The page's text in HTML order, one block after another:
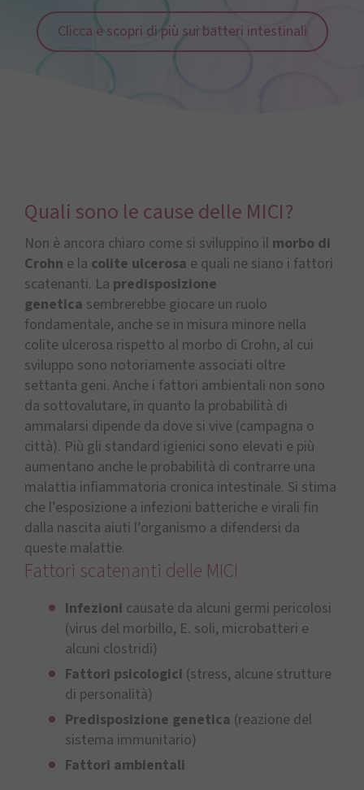
Clicca e scopri di più sui batteri intestinali
Quali sono le cause delle MICI?
Non è ancora chiaro come si sviluppino il morbo di
Crohn e la colite ulcerosa e quali ne siano i fattori
scatenanti. La predisposizione
genetica sembrerebbe giocare un ruolo
fondamentale, anche se in misura minore nella
colite ulcerosa rispetto al morbo di Crohn, al cui
sviluppo sono notoriamente associati oltre
settanta geni. Anche i fattori ambientali non sono
da sottovalutare, in quanto la probabilità di
ammalarsi dipende da dove si vive (campagna o
città). Più gli standard igienici sono elevati e più
aumentano anche le probabilità di contrarre una
malattia infiammatoria cronica intestinale. Si stima
che l’esposizione a infezioni batteriche e virali fin
dalla nascita aiuti l’organismo a difendersi da
queste malattie.
Fattori scatenanti delle MICI
Infezioni causate da alcuni germi pericolosi
(virus del morbillo, E. soli, microbatteri e
alcuni clostridi)
Fattori psicologici (stress, alcune strutture
di personalità)
Predisposizione genetica (reazione del
sistema immunitario)
Fattori ambientali